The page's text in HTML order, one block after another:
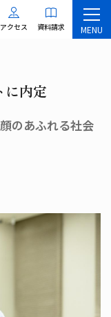
アクセス 資料請求 MENU
に内定
のあふれる社会